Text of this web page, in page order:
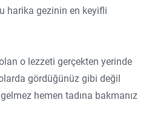
harika gezinin en keyifli
o lezzeti gerçekten yerinde
gördüğünüz gibi değil
hemen tadına bakmanız